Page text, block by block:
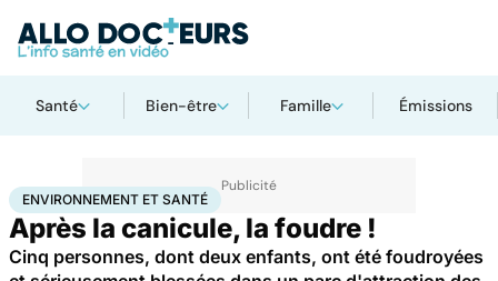
Santé Bien-être Famille Émissions
AccueilBien-êtreEnvironnement et santé
ENVIRONNEMENT ET SANTÉ
Après la canicule, la foudre !
Cinq personnes, dont deux enfants, ont été foudroyées